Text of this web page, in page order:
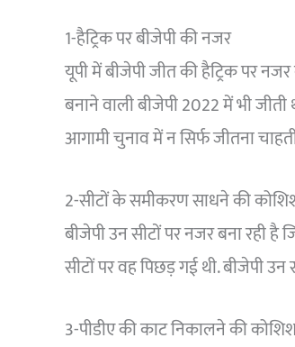
1-हैट्रिक पर बीजेपी की नजर
यूपी में बीजेपी जीत की हैट्रिक पर
बनाने वाली बीजेपी 2022 में भी
आगामी चुनाव में न सिर्फ जीतना
2-सीटों के समीकरण साधने की
बीजेपी उन सीटों पर नजर बना रही
सीटों पर वह पिछड़ गई थी. बीजेपी
3-पीडीए की काट निकालने की